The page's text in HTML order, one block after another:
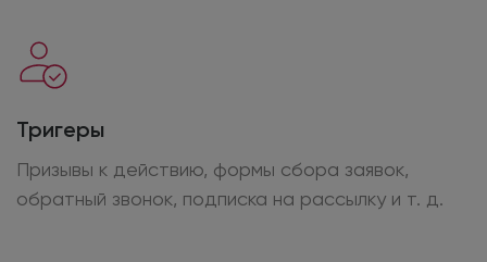
Тригеры
Призывы к действию, формы сбора заявок,
обратный звонок, подписка на рассылку и т. д.